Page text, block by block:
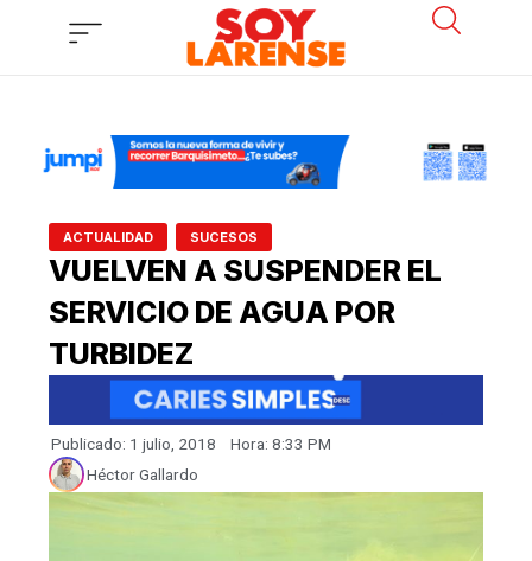
ACTUALIDAD SUCESOS
VUELVEN A SUSPENDER EL
SERVICIO DE AGUA POR
TURBIDEZ
Publicado: 1 julio, 2018 Hora: 8:33 PM
Héctor Gallardo